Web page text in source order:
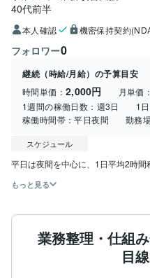
40代前半
本人確認 機密保持契約
フォロワー0
継続（時給/月給）の予算目安
時間単価： 2,000円 月単価
1週間の稼働日数： 週3日 1
稼働時間帯：平日夜間 勤務
スケジュール
平日は夜間を中心に、1日平均2時間
もっと見る
業務整理・仕組
目